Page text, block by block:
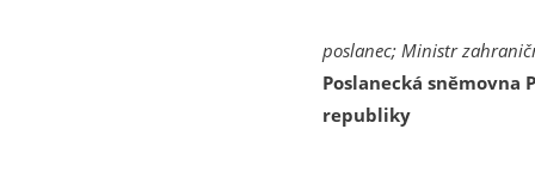
poslanec; Ministr
Poslanecká sněmovna
republiky